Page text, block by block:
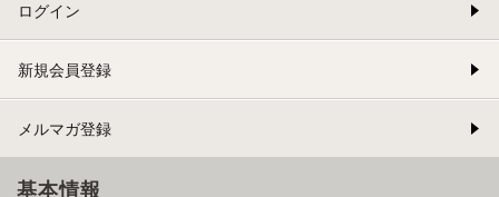
ログイン
新規会員登録
メルマガ登録
基本情報